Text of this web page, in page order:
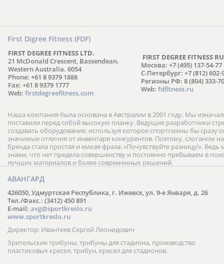
First Digree Fitness (FDF)
FIRST DEGREE FITNESS LTD.
21 McDonald Crescent, Bassendean.
Western Australia. 6054
Phone: +61 8 9379 1888
Fax: +61 8 9379 1777
Web: firstdegreefitness.com
FIRST DEGREE FITNESS
Москва: +7 (495) 137-54-77
С-Петербург: +7 (812) 602-
Регионы РФ: 8 (804) 333-
Web: fdfitness.ru
Наша компания была основана в Австралии в 2001 году. Мы
поставили перед собой высокую планку. Ведущие разработчики
создавать оборудование, используя которое спортсмены бы сразу
значимые отличия от инвентаря конкурентов. Поэтому, слоганом
бренда стала простая и емкая фраза: «Почувствуйте разницу!».
знаем, что нет предела совершенству и постоянно пребываем в
лучших материалов и более современных решений.
АВАНГАРД
426050, Удмуртская Республика, г. Ижевск, ул. 9-е Января, д. 26
Тел./Факс.: (3412) 450 891
E-mail: avg@sportkreslo.ru
www.sportkreslo.ru
Директор: Ивантеев Сергей Леонидович
Зрительские трибуны, трибуны для стадиона, производство
пластиковых кресел, трибун, кресел для стадионов.